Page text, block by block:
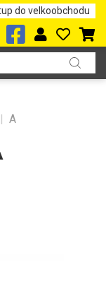
do velkoobchodu
| A